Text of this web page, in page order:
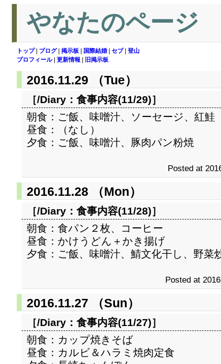
やなたのページ
トップ| ブログ| 掲示板 国際結婚 セブ| 登山
プロフィール| 更新情報 旧掲示板
2016.11.29 （Tue）
［/Diary： 食事内容(11/29)］
朝食：ご飯、味噌汁、ソーセージ、紅鮭
昼食：（なし）
夕食：ご飯、味噌汁、豚肉パン粉焼
Posted at
2016.11.28 （Mon）
［/Diary： 食事内容(11/28)］
朝食：食パン２枚、コーヒー
昼食：かけうどん＋かき揚げ
夕食：ご飯、味噌汁、鯖文化干し、野菜
Posted at
2016.11.27 （Sun）
［/Diary： 食事内容(11/27)］
朝食：カップ焼きそば
昼食：カルビ＆ハラミ焼肉定食